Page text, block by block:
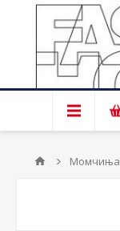
Момчиња